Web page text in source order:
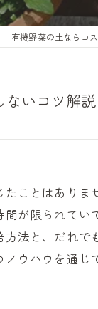
有機野菜の土ならコ
ないコツ解説
ことはあり
が限られて
法と、だれ
ウハウを通